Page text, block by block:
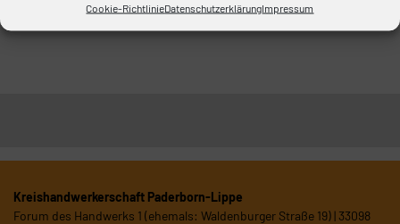
Cookie-RichtlinieDatenschutzerklärungImpressum
Kreishandwerkerschaft Paderborn-Lippe
Forum des Handwerks 1 (ehemals: Waldenburger Straße 19) | 33098